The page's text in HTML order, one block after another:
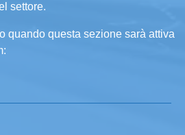
settore.
quando questa sezione sarà attiva